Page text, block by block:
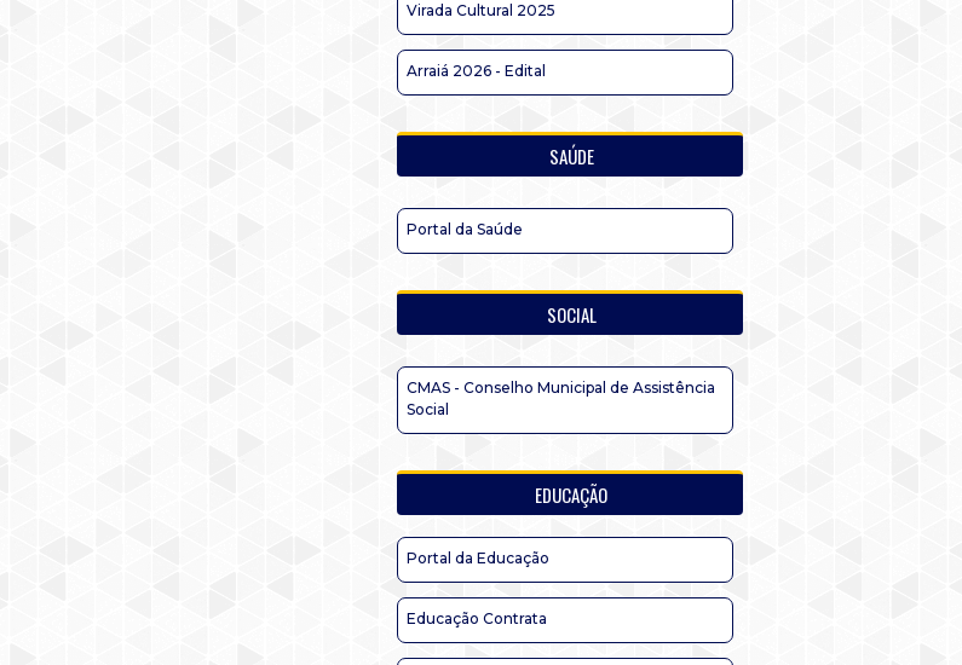
Virada Cultural 2025
Arraiá 2026 - Edital
SAÚDE
Portal da Saúde
SOCIAL
CMAS - Conselho Municipal de Assistência
Social
EDUCAÇÃO
Portal da Educação
Educação Contrata